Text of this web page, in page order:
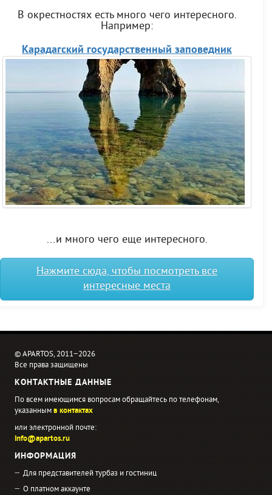
В окрестностях есть много чего интересного.
Например:
Карадагский государственный заповедник
...и много чего еще интересного.
Нажмите сюда, чтобы посмотреть все
интересные места
© APARTOS, 2011−2026
Все права защищены
КОНТАКТНЫЕ ДАННЫЕ
По всем имеющимся вопросам обращайтесь по телефонам,
указаннымв контактах
или электронной почте:
info@apartos.ru
ИНФОРМАЦИЯ
Для представителей турбаз и гостиниц
О платном аккаунте